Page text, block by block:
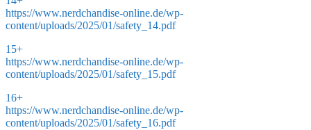
https://www.nerdchandise-online.de/wp-
content/uploads/2025/01/safety_14.pdf
15+
https://www.nerdchandise-online.de/wp-
content/uploads/2025/01/safety_15.pdf
16+
https://www.nerdchandise-online.de/wp-
content/uploads/2025/01/safety_16.pdf